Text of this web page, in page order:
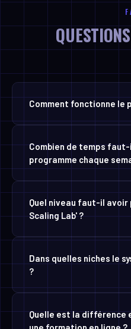
Combien de temps
programme chaque
Quel niveau faut-il avoir
Scaling Lab' ?
Dans quelles niches le
Quelle est la différence
Pourquoi le Scaling